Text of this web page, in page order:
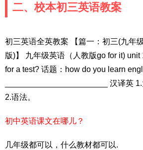
二、校本初三英语教案
初三英语全英教案 【篇一：初三(九年
版)】 九年级英语（人教版go for it)
for a test? 话题：how do you learn
_______________________ 汉译英
2.语法。
初中英语课文在哪儿？
几年级都可以，什么教材都可以.